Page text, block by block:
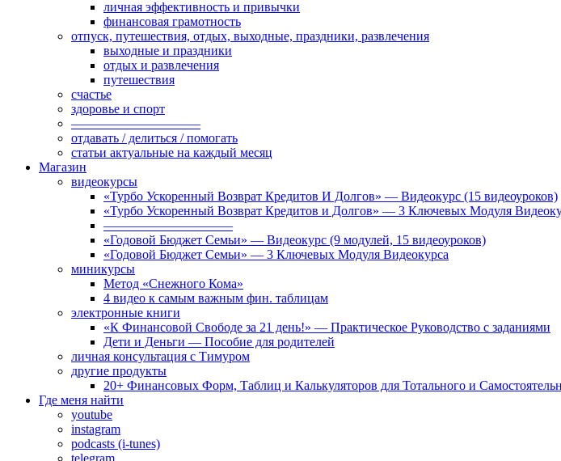
личная эффективность и привычки
финансовая грамотность
отпуск, путешествия, отдых, выходные, праздники, развлечения
выходные и праздники
отдых и развлечения
путешествия
счастье
здоровье и спорт
——————————
отдавать / делиться / помогать
статьи актуальные на каждый месяц
Магазин
видеокурсы
«Турбо Ускоренный Возврат Кредитов И Долгов» — Видеокурс (15 видеоуроков)
«Турбо Ускоренный Возврат Кредитов и Долгов» — 3 Ключевых Модуля
——————————
«Годовой Бюджет Семьи» — Видеокурс (9 модулей, 15 видеоуроков)
«Годовой Бюджет Семьи» — 3 Ключевых Модуля Видеокурса
миникурсы
Метод «Снежного Кома»
4 видео к самым важным фин. таблицам
электронные книги
«К Финансовой Свободе за 21 день!» — Практическое Руководство с заданиями
Дети и Деньги — Пособие для родителей
личная консультация с Тимуром
другие продукты
20+ Финансовых Форм, Таблиц и Калькуляторов для Тотального и
Где меня найти
youtube
instagram
podcasts (i-tunes)
telegram